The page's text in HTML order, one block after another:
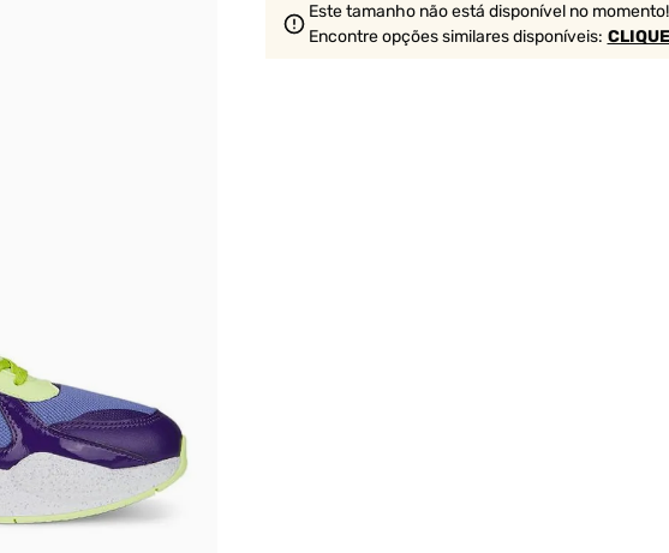
Este tamanho não está disponível no momento!
Encontre opções similaresdisponíveis: